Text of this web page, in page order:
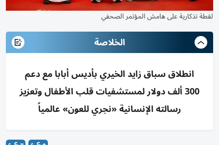
لقطة تذكارية على هامش المؤتمر الصحفي
الخلاصة
انطلاق سباق زايد الخيري بأديس أبابا مع دعم
300 ألف دولار لمستشفيات قلب الأطفال وتعزيز
رسالته الإنسانية «نجري للعون» عالمياً